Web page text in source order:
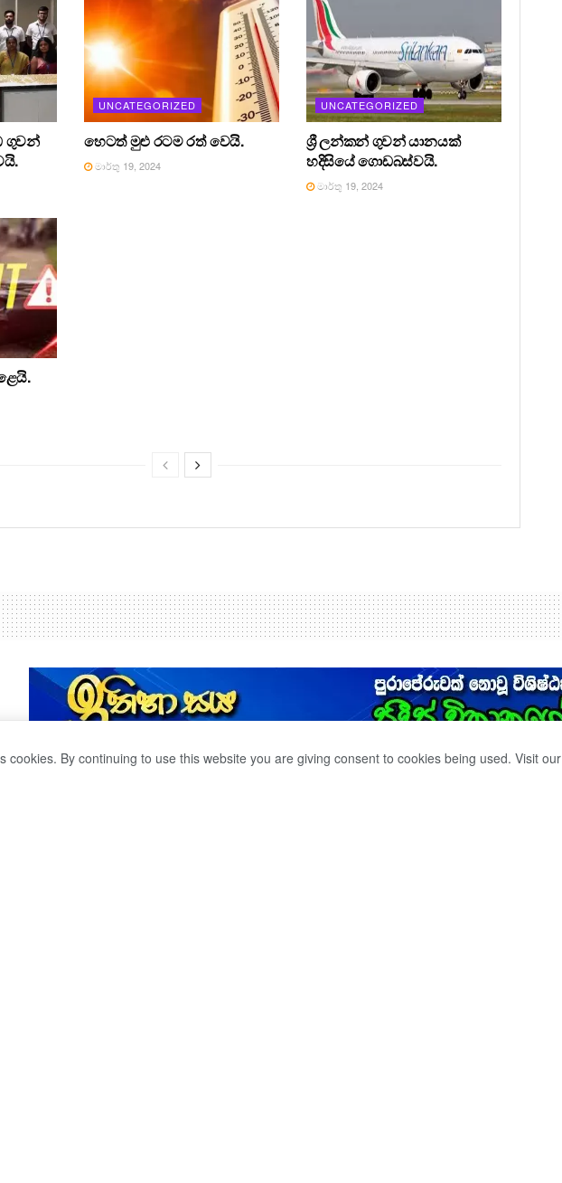
ගුවන්
UNCATEGORIZED
හෙටත් මුළු රටම රත් වෙයි.
මාර්තු 19, 2024
UNCATEGORIZED
ශ්‍රී ලන්කන් ගුවන් යානයක්
හදිසියේ ගොඩබස්වයි.
මාර්තු 19, 2024
cookies. By continuing to use this website you are giving consent to cookies being used. Visit our